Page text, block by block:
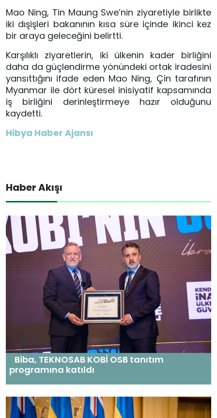
Mao Ning, Tin Maung Swe’nin ziyaretiyle birlikte
iki dışişleri bakanının kısa süre içinde ikinci kez
bir araya geleceğini belirtti.
Karşılıklı ziyaretlerin, iki ülkenin kader birliğini
daha da güçlendirme yönündeki ortak iradesini
yansıttığını ifade eden Mao Ning, Çin tarafının
Myanmar ile dört küresel inisiyatif kapsamında
iş birliğini derinleştirmeye hazır olduğunu
kaydetti.
Hibya Haber Ajansı
Haber Akışı
Biba, TEKNOSAB KOBİ OSB tanıtım
programına katıldı